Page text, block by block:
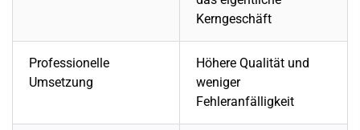
Kerngeschäft
Professionelle
Umsetzung
Höhere Qualität und
weniger
Fehleranfälligkeit